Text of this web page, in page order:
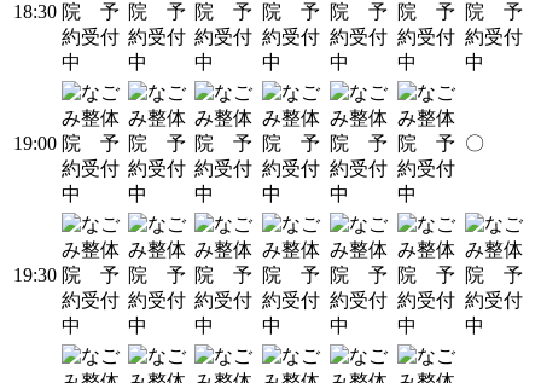
18:30
19:00 〇
19:30